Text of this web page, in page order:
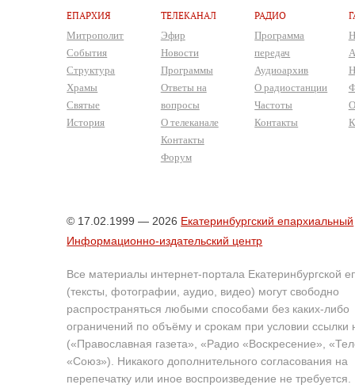
ЕПАРХИЯ
Митрополит
События
Структура
Храмы
Святые
История
ТЕЛЕКАНАЛ
Эфир
Новости
Программы
Ответы на
вопросы
О телеканале
Контакты
Форум
РАДИО
Программа
передач
Аудиоархив
О радиостанции
Частоты
Контакты
© 17.02.1999 — 2026 Екатеринбургский епархиальный
Информационно-издательский центр
Все материалы интернет-портала Екатеринбургской
(тексты, фотографии, аудио, видео) могут свободно
распространяться любыми способами без каких-либо
ограничений по объёму и срокам при условии ссылки
(«Православная газета», «Радио «Воскресение»,
«Союз»). Никакого дополнительного согласования на
перепечатку или иное воспроизведение не требуется.